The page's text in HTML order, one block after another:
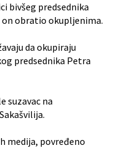
bivšeg predsednika
on obratio okupljenima.
da okupiraju
predsednika Petra
suzavac na
medija, povređeno